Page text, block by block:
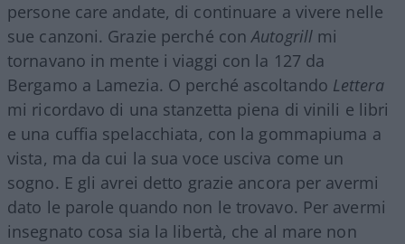
persone care andate, di continuare a vivere nelle
sue canzoni. Grazie perché conAutogrill mi
tornavano in mente i viaggi con la 127 da
Bergamo a Lamezia. O perché ascoltando Lettera
mi ricordavo di una stanzetta piena di vinili e libri
e una cuffia spelacchiata, con la gommapiuma a
vista, ma da cui la sua voce usciva come un
sogno. E gli avrei detto grazie ancora per avermi
dato le parole quando non le trovavo. Per avermi
insegnato cosa sia la libertà, che al mare non